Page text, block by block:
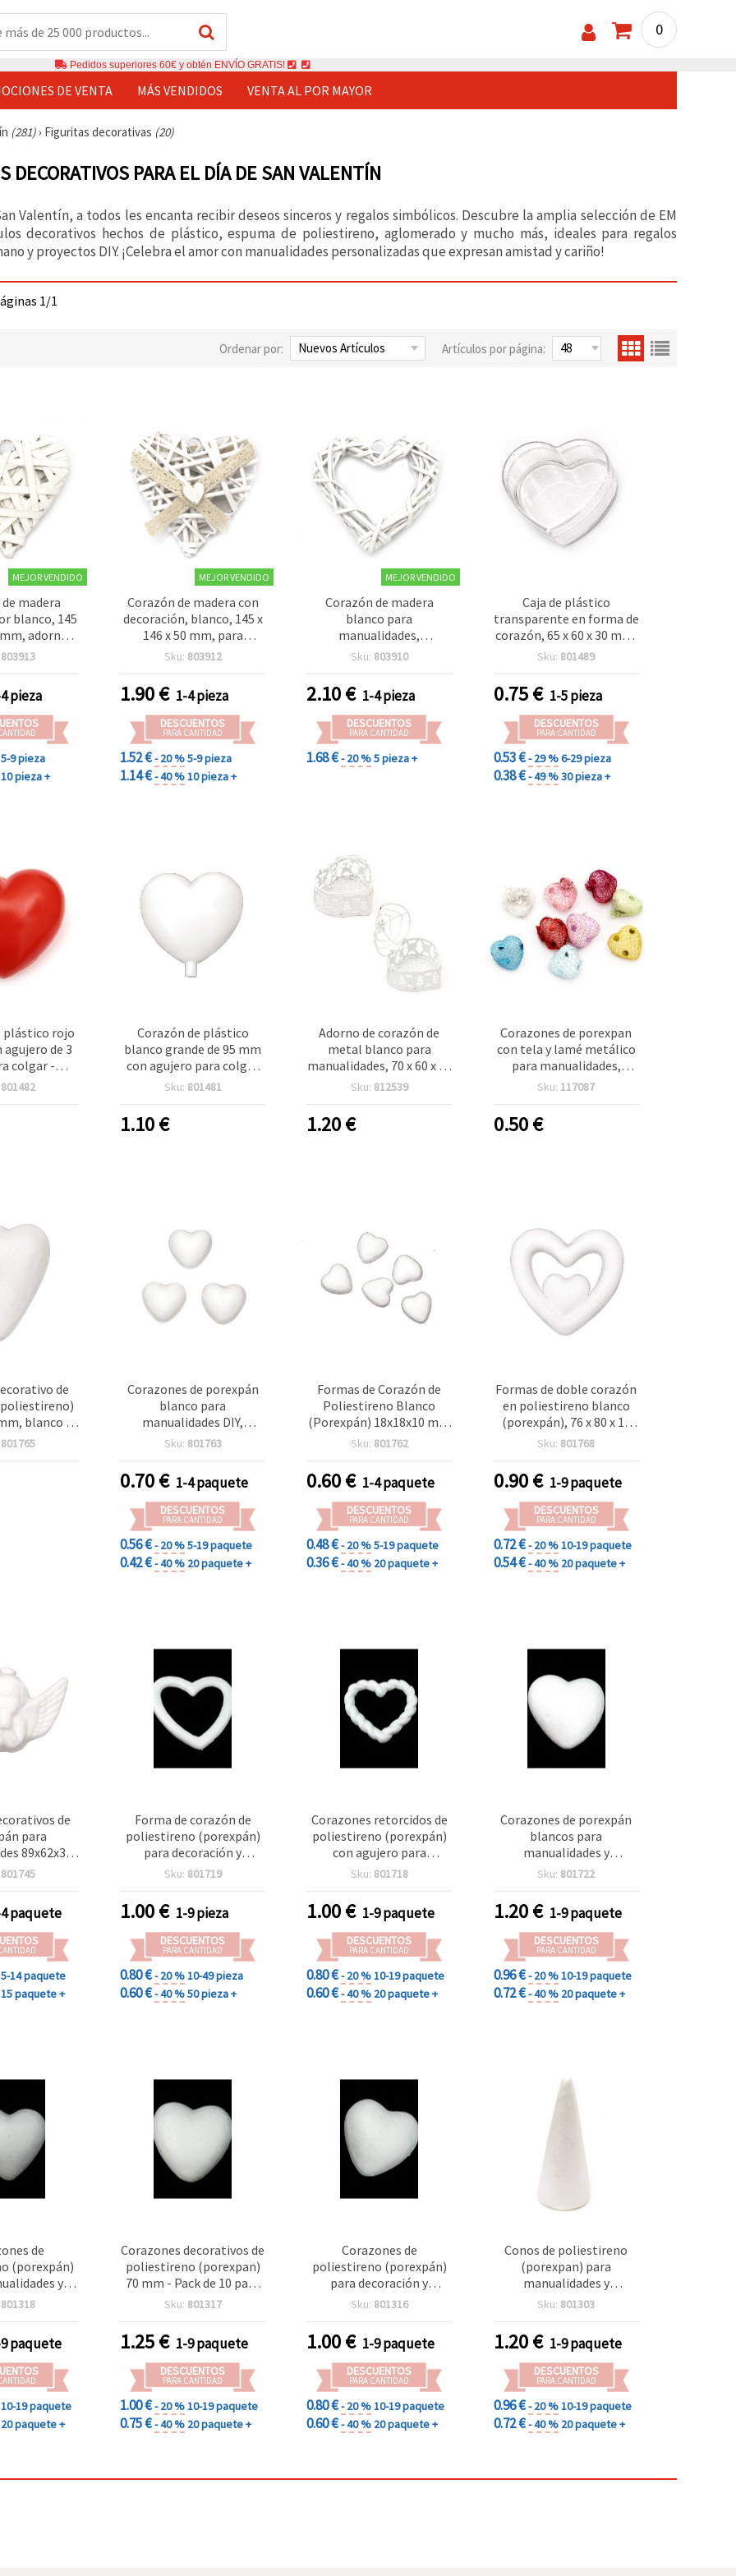
0
Pedidos superiores 60€ y obtén ENVÍO GRATIS!
DE VENTA MÁS VENDIDOS VENTA AL POR MAYOR
(281)› Figuritas decorativas (20)
DECORATIVOS PARA EL DÍA DE SAN VALENTÍN
Valentín, a todos les encanta recibir deseos sinceros y regalos simbólicos. Descubre la amplia selección de EM
decorativos hechos de plástico, espuma de poliestireno, aglomerado y mucho más, ideales para regalos
y proyectos DIY. ¡Celebra el amor con manualidades personalizadas que expresan amistad y cariño!
1/1
Ordenar por: Artículos por página:
MEJOR VENDIDO
madera
blanco, 145
adorno
para
803913
pieza
5-9 pieza
10 pieza +
MEJOR VENDIDO
Corazón de madera con
decoración, blanco, 145 x
146 x 50 mm, para
manualidades
Sku: 803912
1.90€ 1-4 pieza
DESCUENTOS
PARA CANTIDAD
1.52 €- 20 %5-9 pieza
1.14 €- 40 %10 pieza +
MEJOR VENDIDO
Corazón de madera
blanco para
manualidades,
150x146x26 mm
Sku: 803910
2.10€ 1-4 pieza
DESCUENTOS
PARA CANTIDAD
1.68 €- 20 %5 pieza +
Caja de plástico
transparente en forma de
corazón, 65 x 60 x 30 mm,
para manualidades y
Sku: 801489
0.75€ 1-5 pieza
DESCUENTOS
PARA CANTIDAD
0.53 €- 29 %6-29 pieza
0.38 €- 49 %30 pieza +
plástico rojo
agujero de 3
colgar -
DIY para
del
801482
Corazón de plástico
blanco grande de 95 mm
con agujero para colgar
de 3 mm – Adorno de
blanco para
decoraciones, bodas y San
Sku: 801481
1.10€
Adorno de corazón de
metal blanco para
manualidades, 70 x 60 x 50
mm
Sku: 812539
1.20€
Corazones de porexpan
con tela y lamé metálico
para manualidades,
colores surtidos,
Sku: 117087
0.50€
de
blanco –
4 piezas
801765
Corazones de porexpán
blanco para
manualidades DIY,
22x23x15 mm, 20 uds
Sku: 801763
0.70€ 1-4 paquete
DESCUENTOS
PARA CANTIDAD
0.56 €- 20 %5-19 paquete
0.42 €- 40 % 20 paquete +
Formas de Corazón de
Poliestireno Blanco
(Porexpán) 18x18x10 mm
– Pack de 20 Mini
para Manualidades, DIY,
Bodas y Decoración
Navideña
Sku: 801762
0.60€ 1-4 paquete
DESCUENTOS
PARA CANTIDAD
0.48 €- 20 %5-19 paquete
0.36 €- 40 % 20 paquete +
Formas de doble corazón
en poliestireno blanco
(porexpán), 76 x 80 x 17
mm, pack de 2 – bases sin
manualidades, DIY,
pintura y decoración de
bodas y San Valentín
Sku: 801768
0.90€ 1-9 paquete
DESCUENTOS
PARA CANTIDAD
0.72 €- 20 %10-19 paquete
0.54 €- 40 % 20 paquete +
de
para
89x62x37
2 uds
801745
paquete
5-14 paquete
15 paquete +
Forma de corazón de
poliestireno (porexpán)
para decoración y
manualidades, con
Sku: 801719
1.00€ 1-9 pieza
DESCUENTOS
PARA CANTIDAD
0.80 €- 20 %10-49 pieza
0.60 €- 40 %50 pieza +
Corazones retorcidos de
poliestireno (porexpán)
con agujero para
decoración, 155 mm -
Sku: 801718
1.00€ 1-9 paquete
DESCUENTOS
PARA CANTIDAD
0.80 €- 20 %10-19 paquete
0.60 €- 40 % 20 paquete +
Corazones de porexpán
blancos para
manualidades y
decoración DIY, 93 x 90
Sku: 801722
1.20€ 1-9 paquete
DESCUENTOS
PARA CANTIDAD
0.96 €- 20 %10-19 paquete
0.72 €- 40 % 20 paquete +
de
(porexpán)
y
mm - Pack
801318
paquete
10-19 paquete
20 paquete +
Corazones decorativos de
poliestireno (porexpan)
70 mm - Pack de 10 para
manualidades
Sku: 801317
1.25€ 1-9 paquete
DESCUENTOS
PARA CANTIDAD
1.00 €- 20 %10-19 paquete
0.75 €- 40 % 20 paquete +
Corazones de
poliestireno (porexpán)
para decoración y
manualidades, 57 mm -
Sku: 801316
1.00€ 1-9 paquete
DESCUENTOS
PARA CANTIDAD
0.80 €- 20 %10-19 paquete
0.60 €- 40 % 20 paquete +
Conos de poliestireno
(porexpan) para
manualidades y
decoración, 92 x 53 mm -
Sku: 801303
1.20€ 1-9 paquete
DESCUENTOS
PARA CANTIDAD
0.96 €- 20 %10-19 paquete
0.72 €- 40 % 20 paquete +